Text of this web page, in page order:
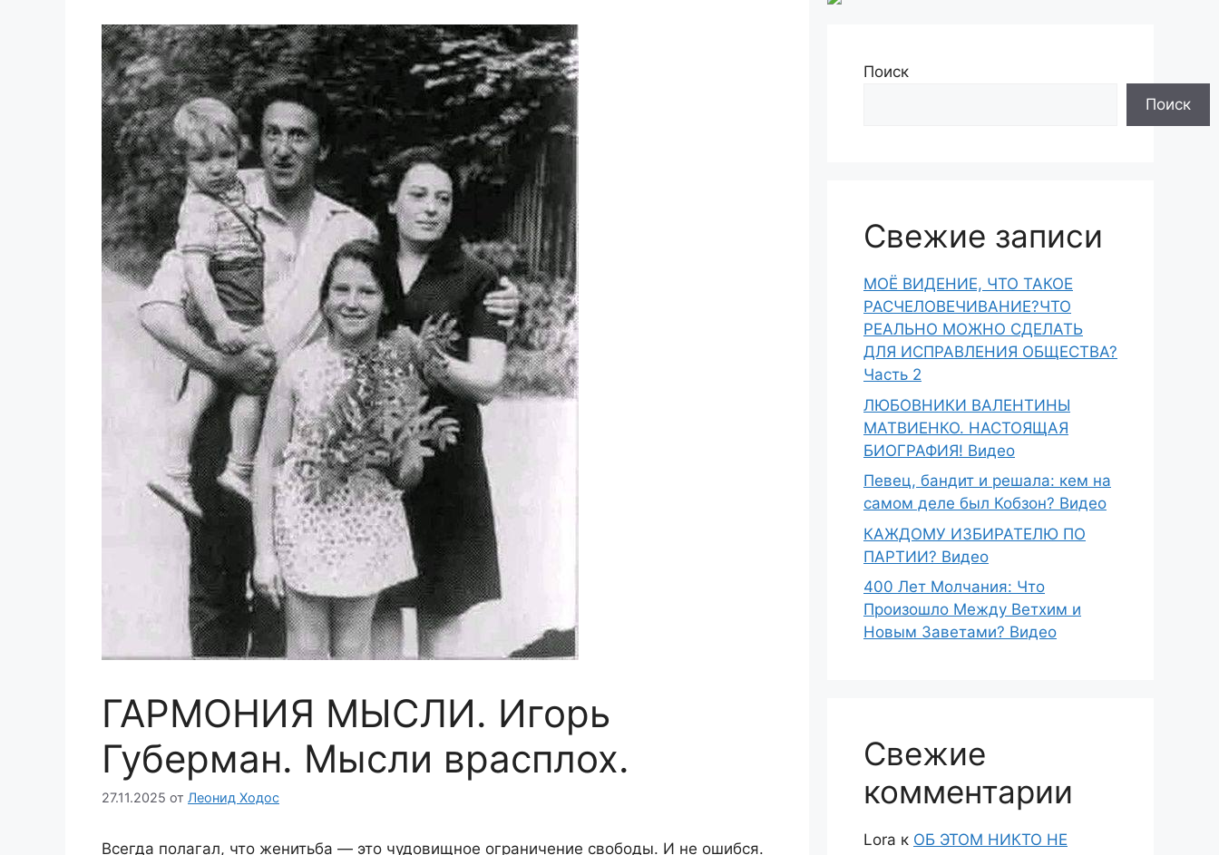
ГАРМОНИЯ МЫСЛИ. Игорь
Губерман. Мысли врасплох.
27.11.2025 от Леонид Ходос
Всегда полагал, что женитьба — это чудовищное ограничение свободы. И не ошибся.
Поиск
Поиск
Свежие записи
МОЁ ВИДЕНИЕ, ЧТО ТАКОЕ
РАСЧЕЛОВЕЧИВАНИЕ?ЧТО
РЕАЛЬНО МОЖНО СДЕЛАТЬ
ДЛЯ ИСПРАВЛЕНИЯ ОБЩЕСТВА?
Часть 2
ЛЮБОВНИКИ ВАЛЕНТИНЫ
МАТВИЕНКО. НАСТОЯЩАЯ
БИОГРАФИЯ! Видео
Певец, бандит и решала: кем на
самом деле был Кобзон? Видео
КАЖДОМУ ИЗБИРАТЕЛЮ ПО
ПАРТИИ? Видео
400 Лет Молчания: Что
Произошло Между Ветхим и
Новым Заветами? Видео
Свежие
комментарии
Lora к ОБ ЭТОМ НИКТО НЕ